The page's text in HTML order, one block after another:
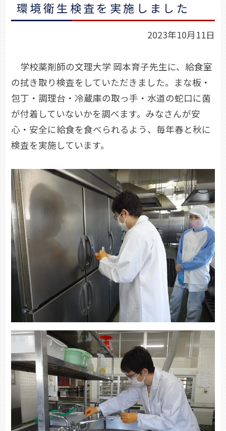
環境衛生検査を実施しました
2023年10月11日
学校薬剤師の文理大学 岡本育子先生に、給食室
の拭き取り検査をしていただきました。まな板・
包丁・調理台・冷蔵庫の取っ手・水道の蛇口に菌
が付着していないかを調べます。みなさんが安
心・安全に給食を食べられるよう、毎年春と秋に
検査を実施しています。